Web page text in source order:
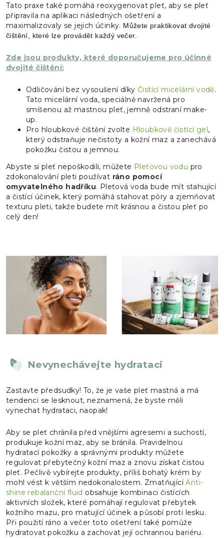
Tato praxe také pomáhá reoxygenovat pleť, aby se pleť
připravila na aplikaci následných ošetření a
maximalizovaly se jejich účinky. Můžete praktikovat dvojité
čištění, které lze provádět každý večer.
Zde jsou produkty, které doporučujeme pro účinné
dvojité čištění:
Odličování bez vysoušení díky Čistící micelární vodě.
Tato micelární voda, speciálně navržená pro
smíšenou až mastnou pleť, jemně odstraní make-
up.
Pro hloubkové čištění zvolte Hloubkově čistící gel,
který odstraňuje nečistoty a kožní maz a zanechává
pokožku čistou a jemnou.
Abyste si pleť nepoškodili, můžete Pleťovou vodu pro
zdokonalování pleti používat ráno pomocí
omyvatelného hadříku. Pleťová voda bude mít stahující
a čistící účinek, který pomáhá stahovat póry a zjemňovat
texturu pleti, takže budete mít krásnou a čistou pleť po
celý den!
Nevynechávejte hydrataci
Zastavte předsudky! To, že je vaše pleť mastná a má
tendenci se lesknout, neznamená, že byste měli
vynechat hydrataci, naopak!
Aby se pleť chránila před vnějšími agresemi a suchostí,
produkuje kožní maz, aby se bránila. Pravidelnou
hydratací pokožky a správnými produkty můžete
regulovat přebytečný kožní maz a znovu získat čistou
pleť. Pečlivě vybírejte produkty, příliš bohatý krém by
mohl vést k větším nedokonalostem. ZmatňujícíAnti-
shine rebalanční fluid obsahuje kombinaci čistících
aktivních složek, které pomáhají regulovat přebytek
kožního mazu, pro matující účinek a působí proti lesku.
Při použití ráno a večer toto ošetření také pomůže
hydratovat pokožku a zachovat její ochrannou bariéru.